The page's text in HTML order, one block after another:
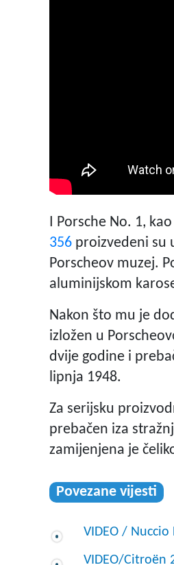
I Porsche No. 1,
356 proizvedeni su
Porscheov muzej.
aluminijskom
Nakon što mu je
izložen u
dvije godine i
lipnja 1948.
Za serijsku
prebačen iza
zamijenjena je
Povezane vijesti
VIDEO /
VIDEO/Citroën